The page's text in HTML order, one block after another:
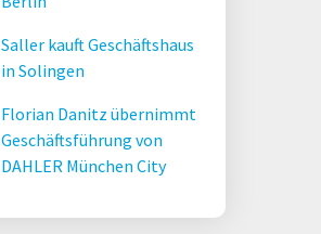
Saller kauft Geschäftshaus
in Solingen
Florian Danitz übernimmt
Geschäftsführung von
DAHLER München City